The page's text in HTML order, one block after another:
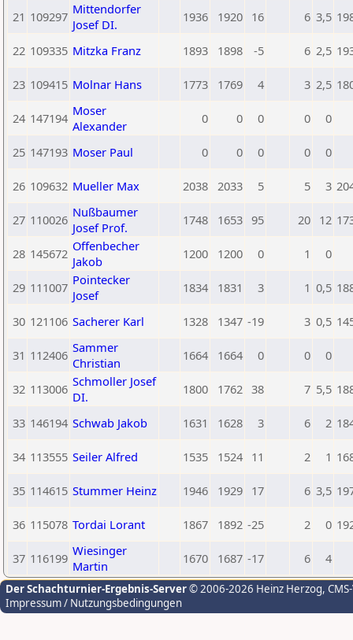
21 109297 Mittendorfer
Josef DI.
1936 1920 16 6 3,5
22 109335 Mitzka Franz 1893 1898 -5 6 2,5
23 109415 Molnar Hans 1773 1769 4 3 2,5
24 147194 Moser
Alexander
0 0 0 0 0
25 147193 Moser Paul 0 0 0 0 0
26 109632 Mueller Max 2038 2033 5 5 3
27 110026 Nußbaumer
Josef Prof.
1748 1653 95 20 12
28 145672 Offenbecher
Jakob
1200 1200 0 1 0
29 111007 Pointecker
Josef
1834 1831 3 1 0,5
30 121106 Sacherer Karl 1328 1347 -19 3 0,5
31 112406 Sammer
Christian
1664 1664 0 0 0
32 113006 Schmoller Josef
DI.
1800 1762 38 7 5,5
33 146194 Schwab Jakob 1631 1628 3 6 2
34 113555 Seiler Alfred 1535 1524 11 2 1
35 114615 Stummer Heinz 1946 1929 17 6 3,5
36 115078 Tordai Lorant 1867 1892 -25 2 0
37 116199 Wiesinger
Martin
1670 1687 -17 6 4
Der Schachturnier-Ergebnis-Server© 2006-2026 Heinz Herzog,
Impressum / Nutzungsbedingungen